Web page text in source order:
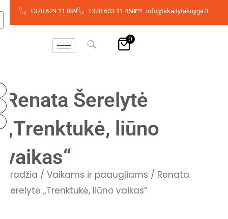
+370 629 11 899 +370 603 11 458 info@skaitytaknyga.lt
0
Renata Šerelytė
„Trenktukė, liūno
vaikas“
Pradžia / Vaikams ir paaugliams / Renata
Šerelytė „Trenktukė, liūno vaikas“